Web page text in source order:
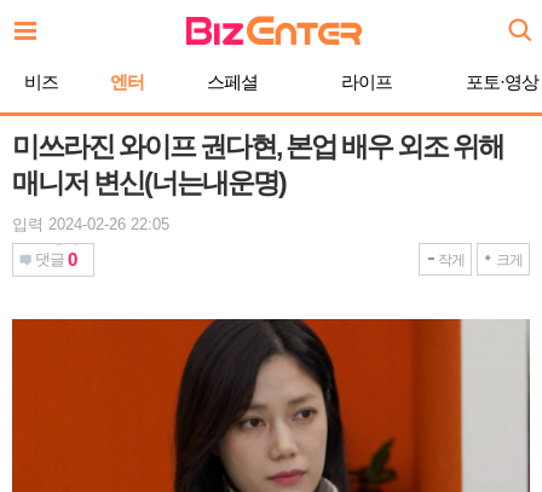
문
비즈 엔터 스페셜 라이프 포토·영상
미쓰라진 와이프 권다현, 본업 배우 외조 위해
매니저 변신(너는내운명)
입력 2024-02-26 22:05
댓글 0 작게 크게